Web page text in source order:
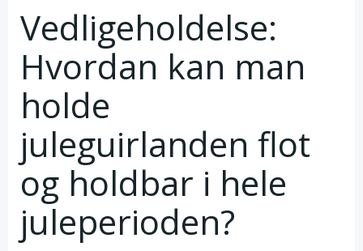
Vedligeholdelse:
Hvordan kan man
holde
juleguirlanden flot
og holdbar i hele
juleperioden?